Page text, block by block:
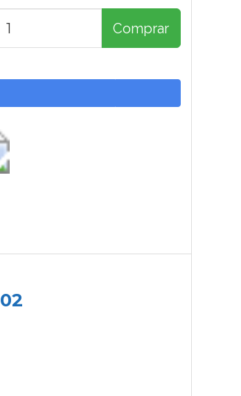
Comprar